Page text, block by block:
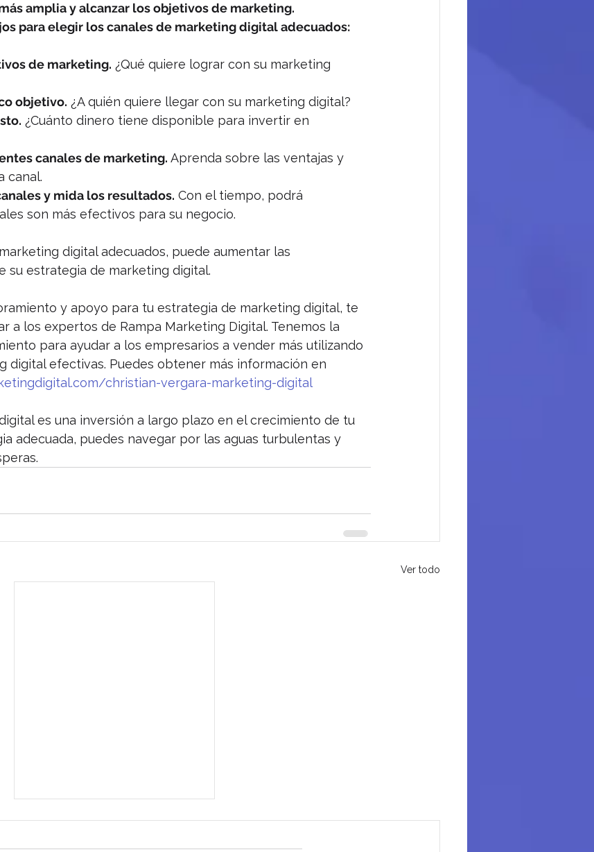
amplia y alcanzar los objetivos de marketing.
para elegir los canales de marketing digital adecuados:
de marketing. ¿Qué quiere lograr con su marketing
objetivo. ¿A quién quiere llegar con su marketing digital?
¿Cuánto dinero tiene disponible para invertir en
canales de marketing. Aprenda sobre las ventajas y
canal.
y mida los resultados. Con el tiempo, podrá
son más efectivos para su negocio.
digital adecuados, puede aumentar las
su estrategia de marketing digital.
y apoyo para tu estrategia de marketing digital, te
a los expertos de Rampa Marketing Digital. Tenemos la
para ayudar a los empresarios a vender más utilizando
digital efectivas. Puedes obtener más información en
christian-vergara-marketing-digital
es una inversión a largo plazo en el crecimiento de tu
adecuada, puedes navegar por las aguas turbulentas y
Ver todo